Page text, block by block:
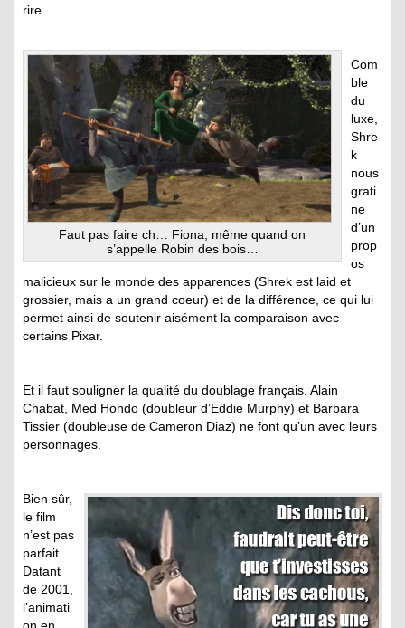
rire.
Faut pas faire ch… Fiona, même quand on
s’appelle Robin des bois…
Com
ble
du
luxe,
Shre
k
nous
grati
ne
d’un
prop
os
malicieux sur le monde des apparences (Shrek est laid et
grossier, mais a un grand coeur) et de la différence, ce qui lui
permet ainsi de soutenir aisément la comparaison avec
certains Pixar.
Et il faut souligner la qualité du doublage français. Alain
Chabat, Med Hondo (doubleur d’Eddie Murphy) et Barbara
Tissier (doubleuse de Cameron Diaz) ne font qu’un avec leurs
personnages.
Bien sûr,
le film
n’est pas
parfait.
Datant
de 2001,
l’animati